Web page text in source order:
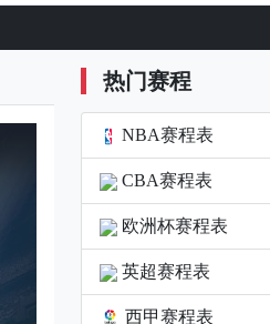
热门赛程
NBA赛程表
CBA赛程表
欧洲杯赛程表
英超赛程表
西甲赛程表